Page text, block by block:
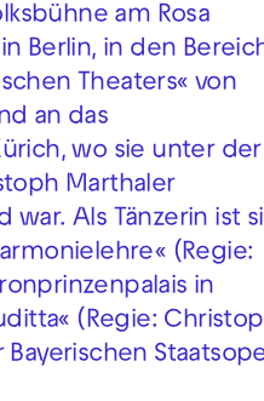
am Rosa
Berlin, in den
Theaters« von
an das
wo sie unter der
Marthaler
war. Als Tänzerin ist
(Regie:
in
(Regie: